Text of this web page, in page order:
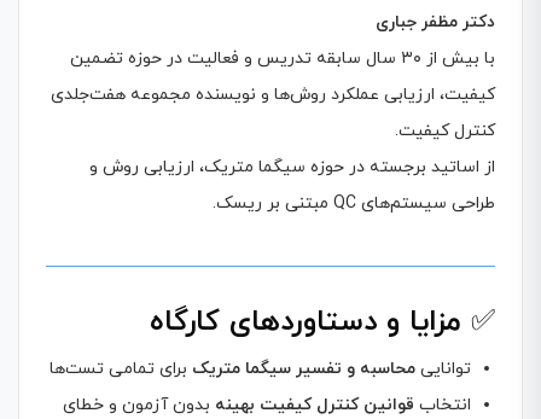
دکتر مظفر جباری
با بیش از ۳۰ سال سابقه تدریس و فعالیت در حوزه تضمین
کیفیت، ارزیابی عملکرد روش‌ها و نویسنده مجموعه هفت‌جلدی
کنترل کیفیت.
از اساتید برجسته در حوزه سیگما متریک، ارزیابی روش و
طراحی سیستم‌های QC مبتنی بر ریسک.
✅ مزایا و دستاوردهای کارگاه
توانایی محاسبه و تفسیر سیگما متریک برای تمامی تست‌ها
انتخاب قوانین کنترل کیفیت بهینه بدون آزمون و خطای